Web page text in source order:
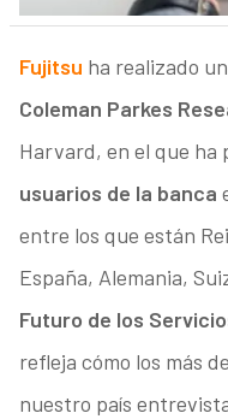
Fujitsu ha realizado
Coleman Parkes
Harvard, en el que ha
usuarios de la banca
entre los que están
España, Alemania,
Futuro de los
refleja cómo los más
nuestro país